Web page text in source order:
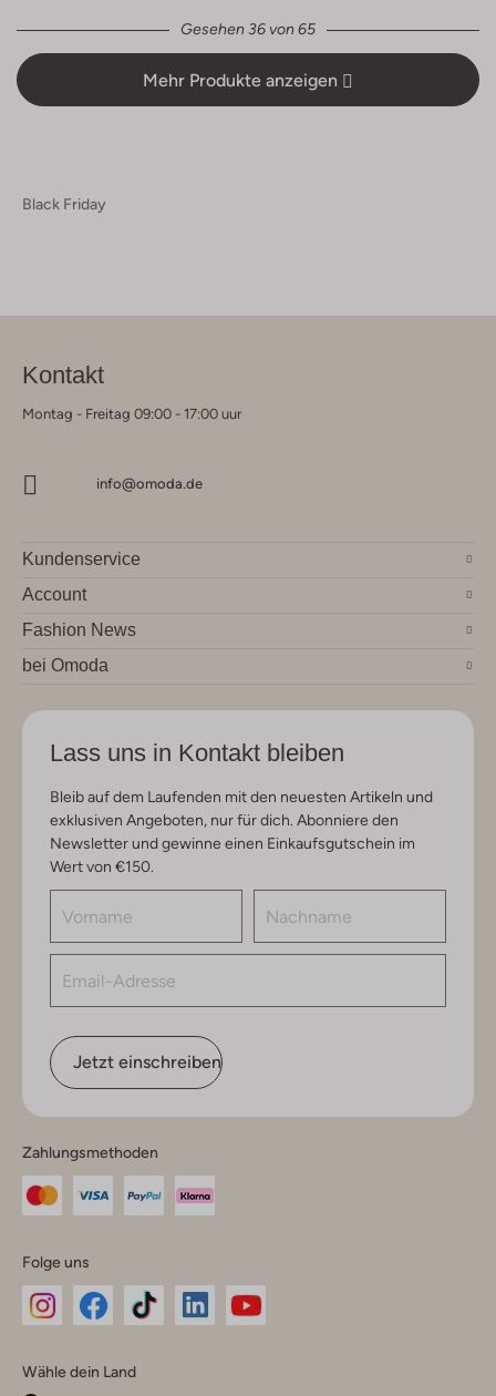
Gesehen 36 von 65
Mehr Produkte anzeigen
Black Friday
Kontakt
Montag - Freitag 09:00 - 17:00 uur
info@omoda.de
Kundenservice
Account
Fashion News
bei Omoda
Lass uns in Kontakt bleiben
Bleib auf dem Laufenden mit den neuesten Artikeln und
exklusiven Angeboten, nur für dich. Abonniere den
Newsletter und gewinne einen Einkaufsgutschein im
Wert von €150.
Jetzt einschreiben
Zahlungsmethoden
Folge uns
Instagram
Facebook
TikTok
Wähle dein Land